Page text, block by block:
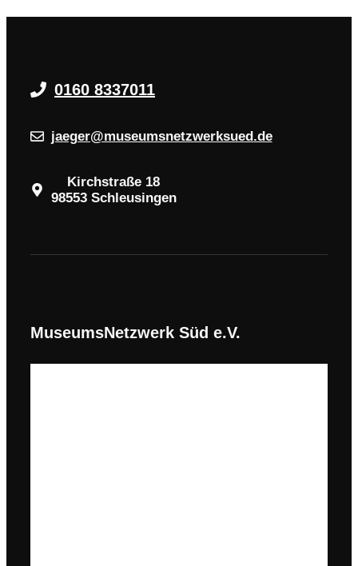
0160 8337011
jaeger@museumsnetzwerksued.de
Kirchstraße 18
98553 Schleusingen
MuseumsNetzwerk Süd e.V.